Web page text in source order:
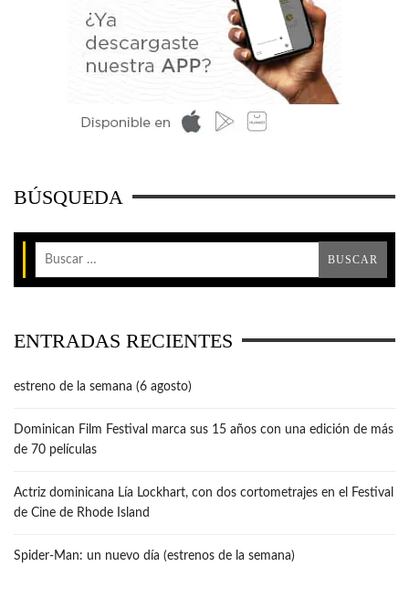
BÚSQUEDA
ENTRADAS RECIENTES
estreno de la semana (6 agosto)
Dominican Film Festival marca sus 15 años con una edición de más
de 70 películas
Actriz dominicana Lía Lockhart, con dos cortometrajes en el Festival
de Cine de Rhode Island
Spider-Man: un nuevo día (estrenos de la semana)